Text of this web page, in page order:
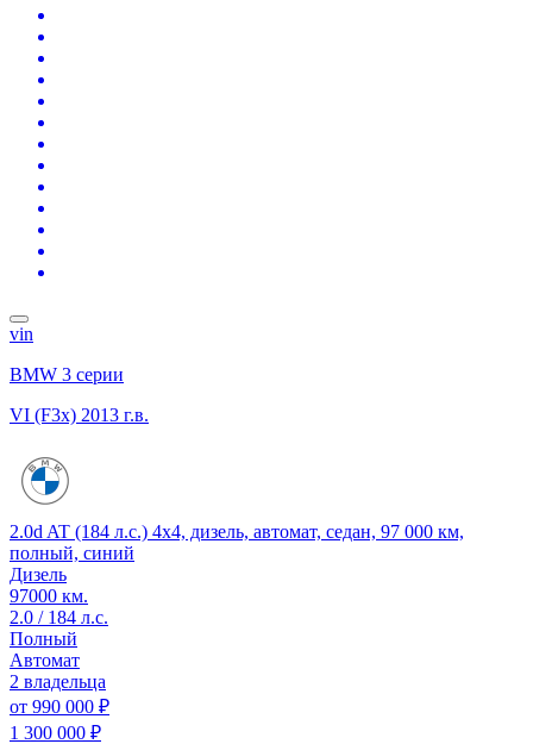
vin
BMW 3 серии
VI (F3x) 2013 г.в.
2.0d AT (184 л.с.) 4x4, дизель, автомат, седан, 97 000 км,
полный, синий
Дизель
97000 км.
2.0 / 184 л.с.
Полный
Автомат
2 владельца
от 990 000 ₽
1 300 000 ₽